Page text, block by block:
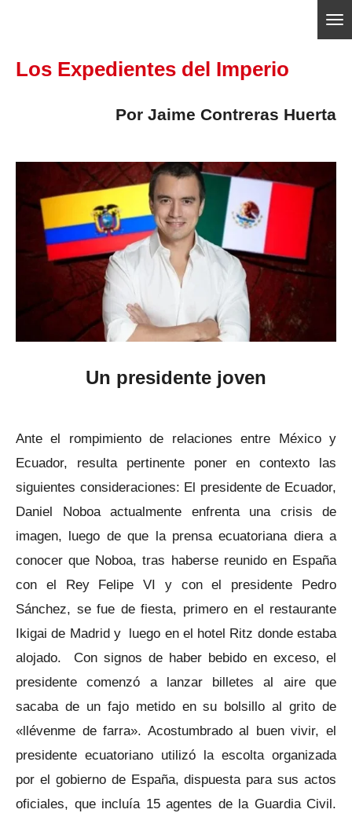
contenido
Los Expedientes del Imperio
Por Jaime Contreras Huerta
Un presidente joven
Ante el rompimiento de relaciones entre México y
Ecuador, resulta pertinente poner en contexto las
siguientes consideraciones: El presidente de Ecuador,
Daniel Noboa actualmente enfrenta una crisis de
imagen, luego de que la prensa ecuatoriana diera a
conocer que Noboa, tras haberse reunido en España
con el Rey Felipe VI y con el presidente Pedro
Sánchez, se fue de fiesta, primero en el restaurante
Ikigai de Madrid y luego en el hotel Ritz donde estaba
alojado. Con signos de haber bebido en exceso, el
presidente comenzó a lanzar billetes al aire que
sacaba de un fajo metido en su bolsillo al grito de
«llévenme de farra». Acostumbrado al buen vivir, el
presidente ecuatoriano utilizó la escolta organizada
por el gobierno de España, dispuesta para sus actos
oficiales, que incluía 15 agentes de la Guardia Civil.